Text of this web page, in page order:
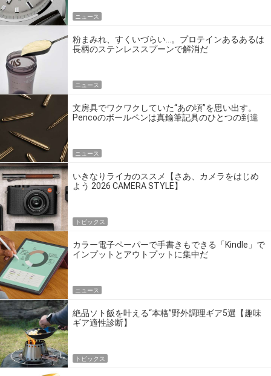
ニュース
粉まみれ、すくいづらい…。プロテインあるあるは
長柄のステンレススプーンで解消だ
ニュース
文房具でワクワクしていた“あの頃”を思い出す。
Pencoのボールペンは真鍮筆記具のひとつの到達
ニュース
いきなりライカのススメ【さあ、カメラをはじめ
よう 2026 CAMERA STYLE】
トピックス
カラー電子ペーパーで手書きもできる「Kindle」で
インプットとアウトプットに集中だ
ニュース
絶品ソト飯を叶える“本格”野外調理ギア5選【趣味
ギア適性診断】
トピックス